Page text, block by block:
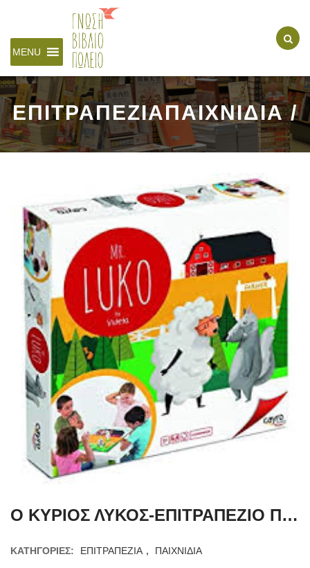
MENU
ΕΠΙΤΡΑΠΕΖΙΑΠΑΙΧΝΙΔΙΑ /
Ο ΚΥΡΙΟΣ ΛΥΚΟΣ-ΕΠΙΤΡΑΠΕΖΙΟ ΠΑΙΧΝΙΔΙ ΣΥΝΕΡΓΑΣΙΑΣ
ΚΑΤΗΓΟΡΊΕΣ: ΕΠΙΤΡΑΠΕΖΙΑ , ΠΑΙΧΝΙΔΙΑ